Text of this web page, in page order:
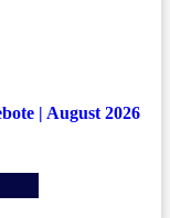
| August 2026